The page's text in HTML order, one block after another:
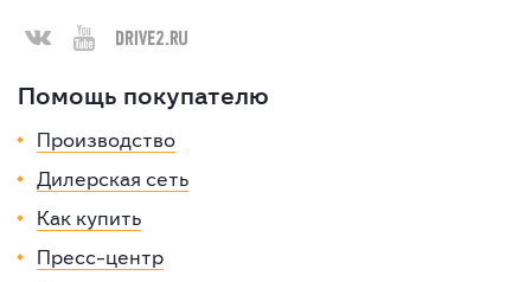
  
Помощь покупателю
Производство
Дилерская сеть
Как купить
Пресс-центр